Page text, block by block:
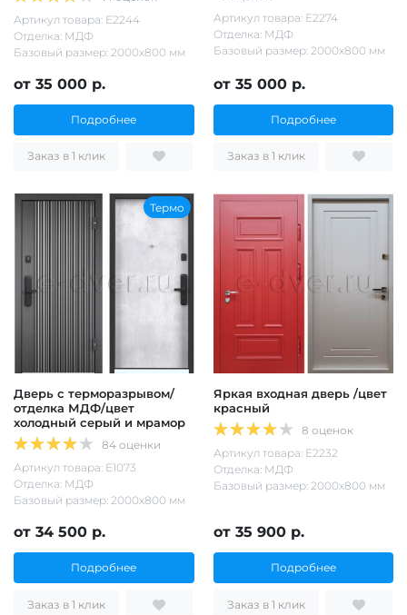
Артикул товара: Е2244
Отделка: МДФ
Базовый размер: 2000х800 мм
от 35 000 р.
Подробнее
Заказ в 1 клик
Артикул товара: Е2274
Отделка: МДФ
Базовый размер: 2000х800 мм
от 35 000 р.
Подробнее
Заказ в 1 клик
Термо
Дверь с терморазрывом/
отделка МДФ/цвет
холодный серый и мрамор
84 оценки
Артикул товара: Е1073
Отделка: МДФ
Базовый размер: 2000х800 мм
от 34 500 р.
Подробнее
Заказ в 1 клик
Яркая входная дверь /цвет
красный
8 оценок
Артикул товара: Е2232
Отделка: МДФ
Базовый размер: 2000х800 мм
от 35 900 р.
Подробнее
Заказ в 1 клик